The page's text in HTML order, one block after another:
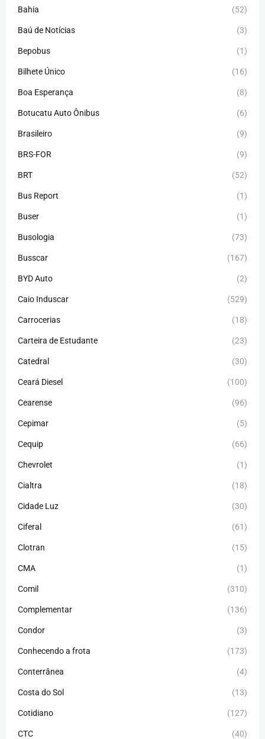
Bahia (52)
Baú de Notícias (3)
Bepobus (1)
Bilhete Único (16)
Boa Esperança (8)
Botucatu Auto Ônibus (6)
Brasileiro (9)
BRS-FOR (9)
BRT (52)
Bus Report (1)
Buser (1)
Busologia (73)
Busscar (167)
BYD Auto (2)
Caio Induscar (529)
Carrocerias (18)
Carteira de Estudante (23)
Catedral (30)
Ceará Diesel (100)
Cearense (96)
Cepimar (5)
Cequip (66)
Chevrolet (1)
Cialtra (18)
Cidade Luz (30)
Ciferal (61)
Clotran (15)
CMA (1)
Comil (310)
Complementar (136)
Condor (3)
Conhecendo a frota (173)
Conterrânea (4)
Costa do Sol (13)
Cotidiano (127)
CTC (40)